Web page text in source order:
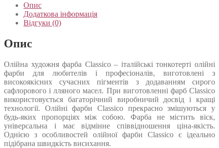
Опис
Додаткова інформація
Відгуки (0)
Опис
Олійна художня фарба Classico – італійські тонкотерті олійні
фарби для любителів і професіоналів, виготовлені з
високоякісних сучасних пігментів з додаванням сирого
сафлорового і лляного масел. При виготовленні фарб Classico
використовується багаторічний виробничий досвід і кращі
технології. Олійні фарби Classico прекрасно змішуються у
будь-яких пропорціях між собою. Фарба не містить віск,
універсальна і має відмінне співвідношення ціна-якість.
Однією з особливостей олійної фарби Classico є ідеально
підібрана швидкість висихання.